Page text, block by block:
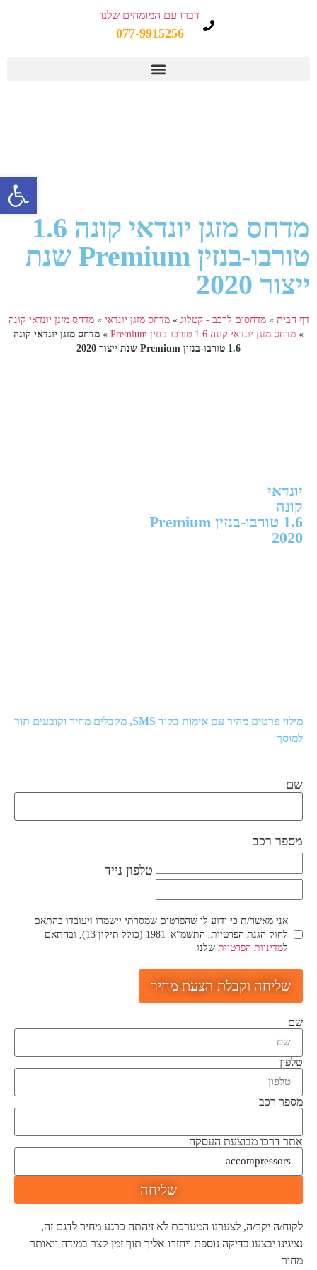
דברו עם המומחים שלנו
077-9915256
מדחס מזגן יונדאי קונה 1.6
טורבו-בנזין Premium שנת
ייצור 2020
דף הבית »מדחסים לרכב - קטלוג »מדחס מזגן יונדאי »מדחס מזגן יונדאי קונה
» מדחס מזגן יונדאי קונה 1.6 טורבו-בנזין Premium » מדחס מזגן יונדאי קונה
1.6 טורבו-בנזין Premium שנת ייצור 2020
יונדאי
קונה
1.6 טורבו-בנזין Premium
2020
מילוי פרטים מהיר עם אימות בקוד SMS, מקבלים מחיר וקובעים תור
למוסך
שם
מספר רכב
טלפון נייד
אני מאשר/ת כי ידוע לי שהפרטים שמסרתי יישמרו ויעובדו בהתאם
לחוק הגנת הפרטיות, התשמ"א–1981 (כולל תיקון 13), ובהתאם
למדיניות הפרטיות שלנו.
שליחה וקבלת הצעת מחיר
שם
טלפון
מספר רכב
אתר דרכו מבוצעת העסקה
שליחה
לקוח/ה יקר/ה, לצערנו המערכת לא זיהתה כרגע מחיר לדגם זה,
נציגינו יבצעו בדיקה נוספת ויחזרו אליך תוך זמן קצר במידה ויאותר
מחיר